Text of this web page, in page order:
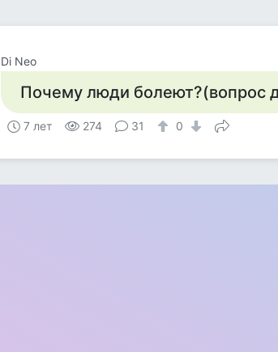
Di Neo
Почему люди болеют?(вопрос
7 лет 274 31 0